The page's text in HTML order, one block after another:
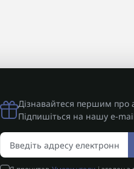
Дізнавайтеся першим про
Підпишіться на нашу e-